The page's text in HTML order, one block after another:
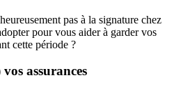
pas à la signature chez
pour vous aider à garder vos
cette période ?
assurances